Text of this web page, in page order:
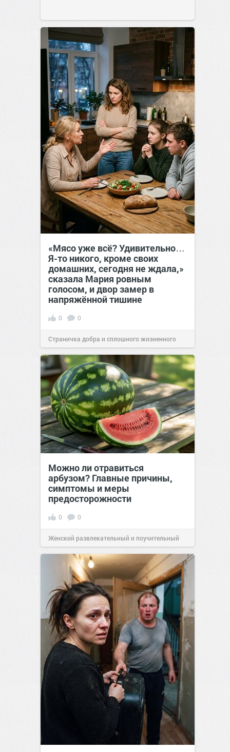
«Мясо уже всё? Удивительно…
Я-то никого, кроме своих
домашних, сегодня не ждала,»
сказала Мария ровным
голосом, и двор замер в
напряжённой тишине
0 0
Страничка добра и сплошного жизненного
позитива!15:3807 авг 2026
Можно ли отравиться
арбузом? Главные причины,
симптомы и меры
предосторожности
0 0
Женский развлекательный и поучительный
сайт.23:4206 авг 2026